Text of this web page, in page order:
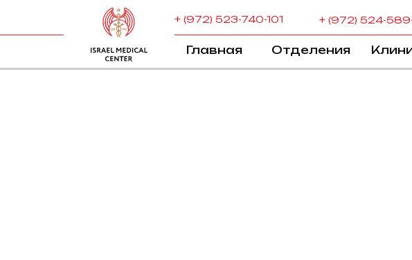
Главная Отделения
+ (972) 523-740-101 + (972) 524-